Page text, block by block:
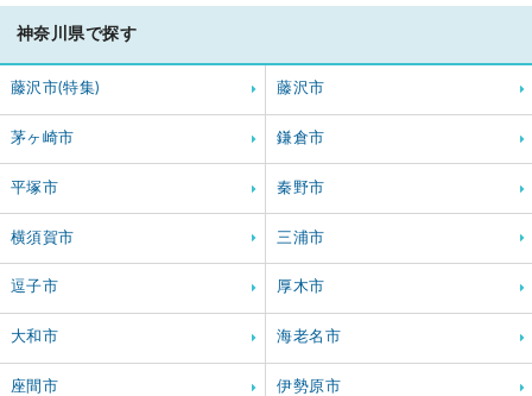
神奈川県で探す
藤沢市(特集) 藤沢市
茅ヶ崎市 鎌倉市
平塚市 秦野市
横須賀市 三浦市
逗子市 厚木市
大和市 海老名市
座間市 伊勢原市